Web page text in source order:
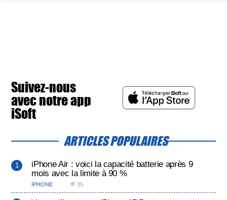
Suivez-nous
avec notre app
iSoft
ARTICLES POPULAIRES
iPhone Air : voici la capacité batterie après 9
mois avec la limite à 90 %
IPHONE 💬 35